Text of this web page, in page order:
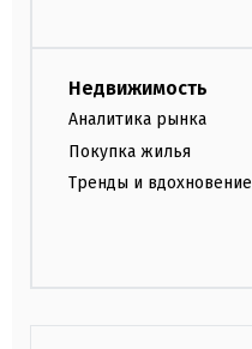
Недвижимость
Аналитика рынка
Покупка жилья
Тренды и вдохновение